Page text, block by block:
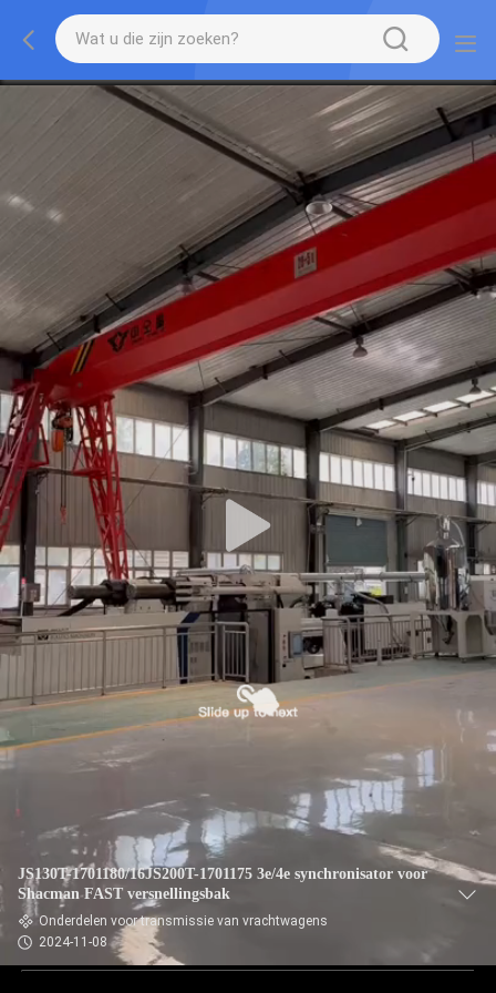
JS130T-1701180/16JS200T-1701175 3e/4e synchronisator voor
Shacman FAST versnellingsbak
Onderdelen voor transmissie van vrachtwagens
2024-11-08